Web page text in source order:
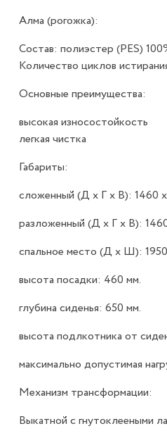
Алма (рогожка):
Состав: полиэстер (PES)
Количество циклов
Основные преимущества:
высокая износостойкость
легкая чистка
Габариты:
сложенный (Д x Г х В): 1460
разложенный (Д x Г х В):
спальное место (Д x Ш):
высота посадки: 460 мм.
глубина сиденья: 650 мм.
высота подлкотника от
максимально допустимая
Механизм трансформации:
Выкатной с гнутоклееными